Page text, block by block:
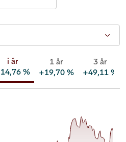
i år
14,76 %
1 år
+19,70 %
3 år
+49,11 %